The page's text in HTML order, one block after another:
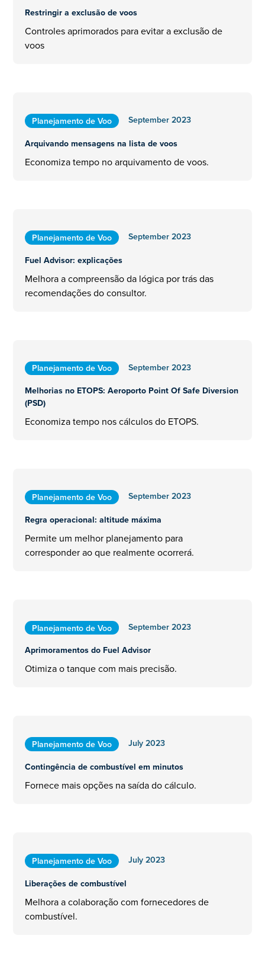
Restringir a exclusão de voos
Controles aprimorados para evitar a exclusão de
voos
Planejamento de Voo
September 2023
Arquivando mensagens na lista de voos
Economiza tempo no arquivamento de voos.
Planejamento de Voo
September 2023
Fuel Advisor: explicações
Melhora a compreensão da lógica por trás das
recomendações do consultor.
Planejamento de Voo
September 2023
Melhorias no ETOPS: Aeroporto Point Of Safe Diversion
(PSD)
Economiza tempo nos cálculos do ETOPS.
Planejamento de Voo
September 2023
Regra operacional: altitude máxima
Permite um melhor planejamento para
corresponder ao que realmente ocorrerá.
Planejamento de Voo
September 2023
Aprimoramentos do Fuel Advisor
Otimiza o tanque com mais precisão.
Planejamento de Voo
July 2023
Contingência de combustível em minutos
Fornece mais opções na saída do cálculo.
Planejamento de Voo
July 2023
Liberações de combustível
Melhora a colaboração com fornecedores de
combustível.